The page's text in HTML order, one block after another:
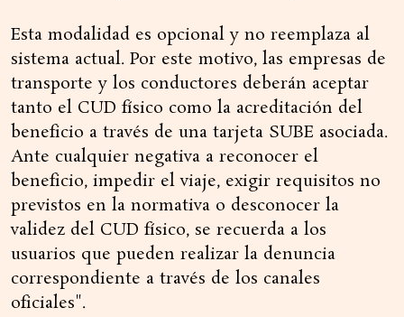
Esta modalidad es opcional y no reemplaza al
sistema actual. Por este motivo, las empresas de
transporte y los conductores deberán aceptar
tanto el CUD físico como la acreditación del
beneficio a través de una tarjeta SUBE asociada.
Ante cualquier negativa a reconocer el
beneficio, impedir el viaje, exigir requisitos no
previstos en la normativa o desconocer la
validez del CUD físico, se recuerda a los
usuarios que pueden realizar la denuncia
correspondiente a través de los canales
oficiales".